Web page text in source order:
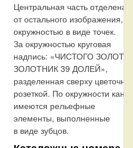
Центральная часть отделена
от остального изображения,
окружностью в виде точек.
За окружностью круговая
надпись: «ЧИСТОГО ЗОЛОТА
ЗОЛОТНИК 39 ДОЛЕЙ»,
разделенная сверху
розеткой. По окружности канта
имеются рельефные
элементы, выполненные
в виде зубцов.